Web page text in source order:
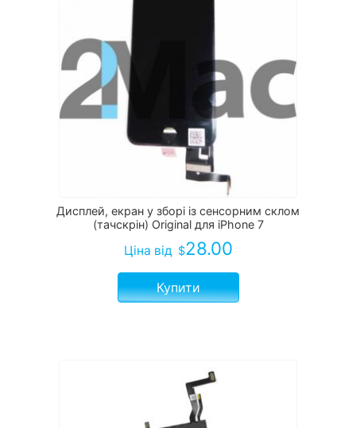
Дисплей, екран у зборі із сенсорним склом
(тачскрін) Original для iPhone 7
Ціна від $28.00
Купити